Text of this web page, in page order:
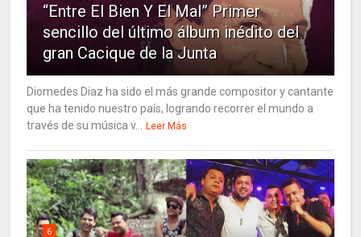
“Entre El Bien Y El Mal” Primer
sencillo del último álbum inédito del
gran Cacique de la Junta
Diomedes Diaz ha sido el más grande compositor y cantante
que ha tenido nuestro país, logrando recorrer el mundo a
través de su música v...
Leer Más
6